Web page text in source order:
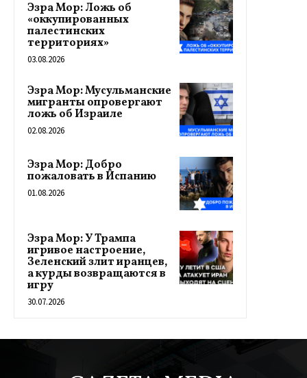
Эзра Мор: Ложь об
«оккупированных
палестинских
территориях»
03.08.2026
Эзра Мор: Мусульманские
мигранты опровергают
ложь об Израиле
02.08.2026
Эзра Мор: Добро
пожаловать в Испанию
01.08.2026
Эзра Мор: У Трампа
игривое настроение,
Зеленский злит иранцев,
а курды возвращаются в
игру
30.07.2026